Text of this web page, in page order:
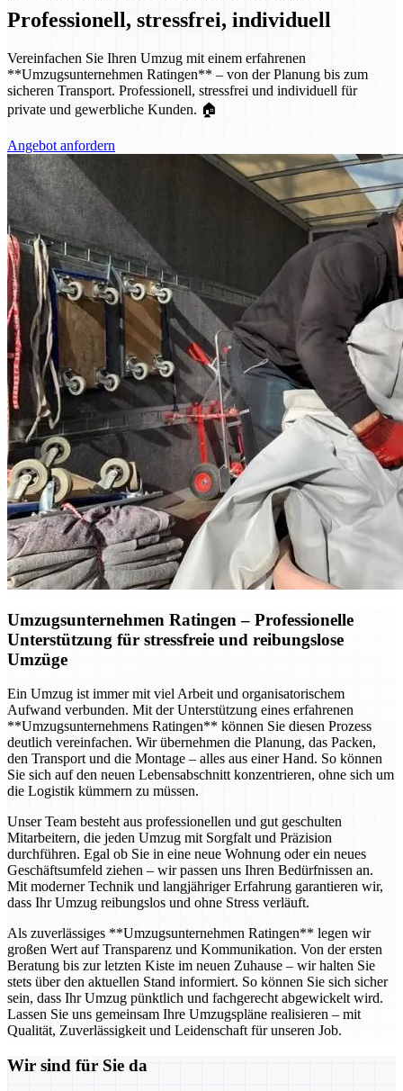
Professionell, stressfrei, individuell
Vereinfachen Sie Ihren Umzug mit einem erfahrenen
**Umzugsunternehmen Ratingen** – von der Planung bis zum
sicheren Transport. Professionell, stressfrei und individuell für
private und gewerbliche Kunden. 🏠
Angebot anfordern
Umzugsunternehmen Ratingen – Professionelle
Unterstützung für stressfreie und reibungslose
Umzüge
Ein Umzug ist immer mit viel Arbeit und organisatorischem
Aufwand verbunden. Mit der Unterstützung eines erfahrenen
**Umzugsunternehmens Ratingen** können Sie diesen Prozess
deutlich vereinfachen. Wir übernehmen die Planung, das Packen,
den Transport und die Montage – alles aus einer Hand. So können
Sie sich auf den neuen Lebensabschnitt konzentrieren, ohne sich um
die Logistik kümmern zu müssen.
Unser Team besteht aus professionellen und gut geschulten
Mitarbeitern, die jeden Umzug mit Sorgfalt und Präzision
durchführen. Egal ob Sie in eine neue Wohnung oder ein neues
Geschäftsumfeld ziehen – wir passen uns Ihren Bedürfnissen an.
Mit moderner Technik und langjähriger Erfahrung garantieren wir,
dass Ihr Umzug reibungslos und ohne Stress verläuft.
Als zuverlässiges **Umzugsunternehmen Ratingen** legen wir
großen Wert auf Transparenz und Kommunikation. Von der ersten
Beratung bis zur letzten Kiste im neuen Zuhause – wir halten Sie
stets über den aktuellen Stand informiert. So können Sie sich sicher
sein, dass Ihr Umzug pünktlich und fachgerecht abgewickelt wird.
Lassen Sie uns gemeinsam Ihre Umzugspläne realisieren – mit
Qualität, Zuverlässigkeit und Leidenschaft für unseren Job.
Wir sind für Sie da